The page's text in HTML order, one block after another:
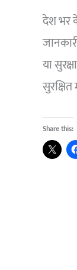
देश भर
या
Share this: